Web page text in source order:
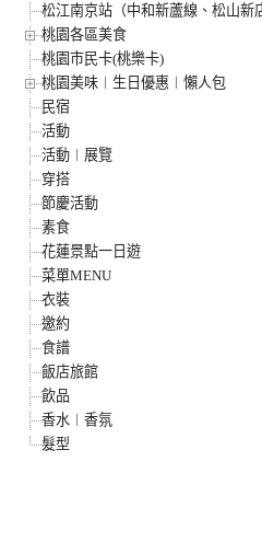
松江南京站（中和新蘆線、松山新
桃園各區美食
桃園市民卡(桃樂卡)
桃園美味︱生日優惠︱懶人包
民宿
活動
活動︱展覽
穿搭
節慶活動
素食
花蓮景點一日遊
菜單MENU
衣裝
邀約
食譜
飯店旅館
飲品
香水︱香氛
髮型